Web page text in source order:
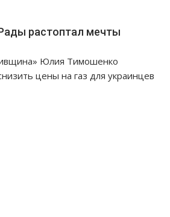
растоптал мечты
Юлия Тимошенко
цены на газ для украинцев